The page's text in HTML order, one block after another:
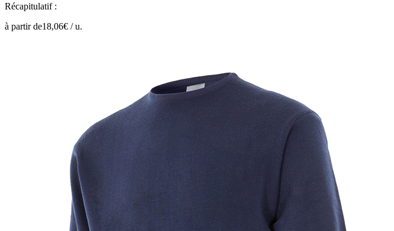
Récapitulatif :
à partir de18,06€ /u.